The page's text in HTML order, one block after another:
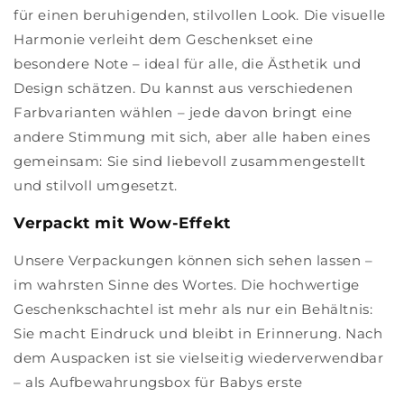
für einen beruhigenden, stilvollen Look. Die visuelle
Harmonie verleiht dem Geschenkset eine
besondere Note – ideal für alle, die Ästhetik und
Design schätzen. Du kannst aus verschiedenen
Farbvarianten wählen – jede davon bringt eine
andere Stimmung mit sich, aber alle haben eines
gemeinsam: Sie sind liebevoll zusammengestellt
und stilvoll umgesetzt.
Verpackt mit Wow-Effekt
Unsere Verpackungen können sich sehen lassen –
im wahrsten Sinne des Wortes. Die hochwertige
Geschenkschachtel ist mehr als nur ein Behältnis:
Sie macht Eindruck und bleibt in Erinnerung. Nach
dem Auspacken ist sie vielseitig wiederverwendbar
– als Aufbewahrungsbox für Babys erste